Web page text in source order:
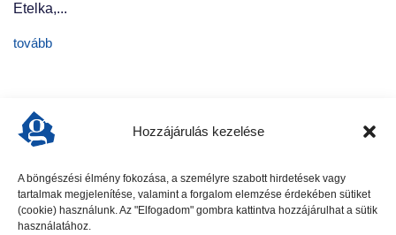
Hozzájárulás kezelése
A böngészési élmény fokozása, a személyre szabott hirdetések vagy
tartalmak megjelenítése, valamint a forgalom elemzése érdekében sütiket
(cookie) használunk. Az "Elfogadom" gombra kattintva hozzájárulhat a sütik
használatához.
Etelka,...
tovább
előző cikk következő cikk